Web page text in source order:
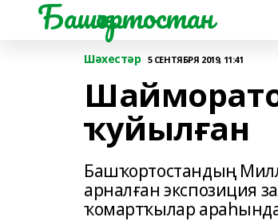
Башҡортостан
Шәхестәр 5 СЕНТЯБРЯ 2019, 11:41
ҡуйылған
Башҡортостандың
арналған экспозиция
ҡомартҡылар